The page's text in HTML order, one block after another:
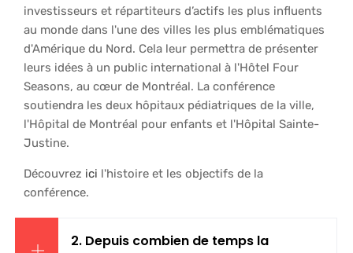
investisseurs et répartiteurs d’actifs les plus influents
au monde dans l'une des villes les plus emblématiques
d'Amérique du Nord. Cela leur permettra de présenter
leurs idées à un public international à l'Hôtel Four
Seasons, au cœur de Montréal. La conférence
soutiendra les deux hôpitaux pédiatriques de la ville,
l'Hôpital de Montréal pour enfants et l'Hôpital Sainte-
Justine.
Découvrez ici l'histoire et les objectifs de la
conférence.
2. Depuis combien de temps la